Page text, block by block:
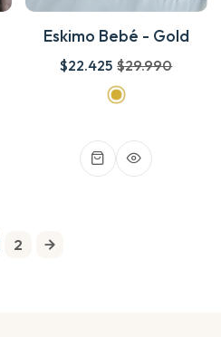
Eskimo Bebé - Gold
$22.425 $29.990
2